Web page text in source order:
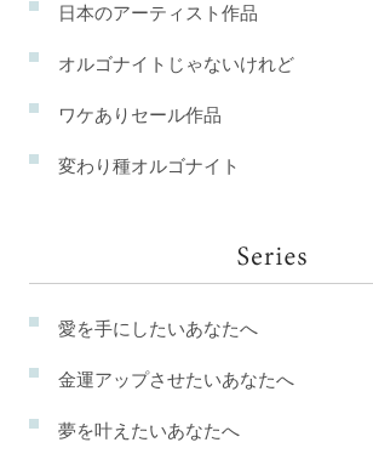
日本のアーティスト作品
オルゴナイトじゃないけれど
ワケありセール作品
変わり種オルゴナイト
愛を手にしたいあなたへ
金運アップさせたいあなたへ
夢を叶えたいあなたへ